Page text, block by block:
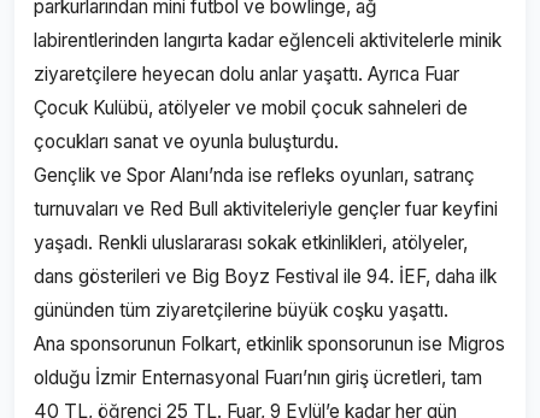
parkurlarından mini futbol ve bowlinge, ağ
labirentlerinden langırta kadar eğlenceli aktivitelerle minik
ziyaretçilere heyecan dolu anlar yaşattı. Ayrıca Fuar
Çocuk Kulübü, atölyeler ve mobil çocuk sahneleri de
çocukları sanat ve oyunla buluşturdu.
Gençlik ve Spor Alanı’nda ise refleks oyunları, satranç
turnuvaları ve Red Bull aktiviteleriyle gençler fuar keyfini
yaşadı. Renkli uluslararası sokak etkinlikleri, atölyeler,
dans gösterileri ve Big Boyz Festival ile 94. İEF, daha ilk
gününden tüm ziyaretçilerine büyük coşku yaşattı.
Ana sponsorunun Folkart, etkinlik sponsorunun ise Migros
olduğu İzmir Enternasyonal Fuarı’nın giriş ücretleri, tam
40 TL, öğrenci 25 TL. Fuar, 9 Eylül’e kadar her gün